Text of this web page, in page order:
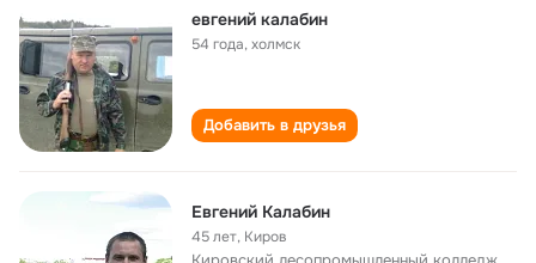
евгений калабин
54 года,холмск
Добавить в друзья
Евгений Калабин
45 лет, Киров